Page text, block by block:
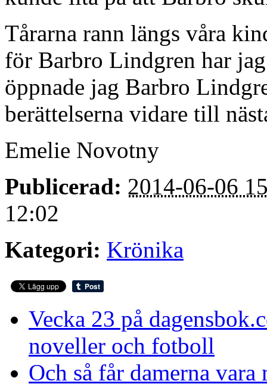
Tårarna rann längs våra
för Barbro Lindgren har
öppnade jag Barbro
berättelserna vidare till
Emelie Novotny
Publicerad: 2014-06-06
12:02
Kategori: Krönika
Vecka 23 på
noveller och fotboll
Och så får damerna vara